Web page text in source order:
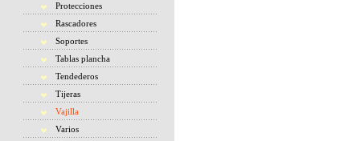
Protecciones
Rascadores
Soportes
Tablas plancha
Tendederos
Tijeras
Vajilla
Varios